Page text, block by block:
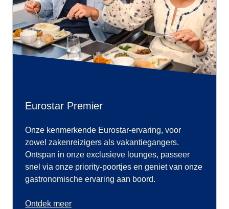
Eurostar Premier
Onze kenmerkende Eurostar-ervaring, voor
zowel zakenreizigers als vakantiegangers.
Ontspan in onze exclusieve lounges, passeer
snel via onze priority-poortjes en geniet van onze
gastronomische ervaring aan boord.
Ontdek meer